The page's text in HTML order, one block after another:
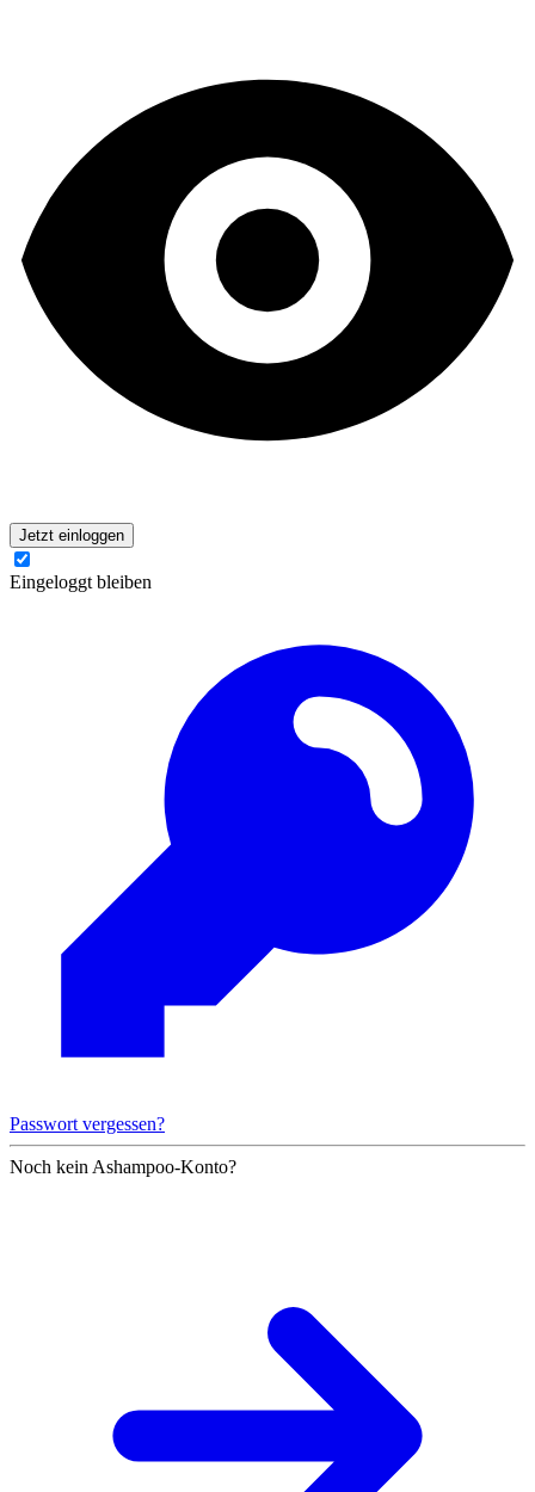
Jetzt einloggen
Eingeloggt bleiben
Passwort vergessen?
Noch kein Ashampoo-Konto?